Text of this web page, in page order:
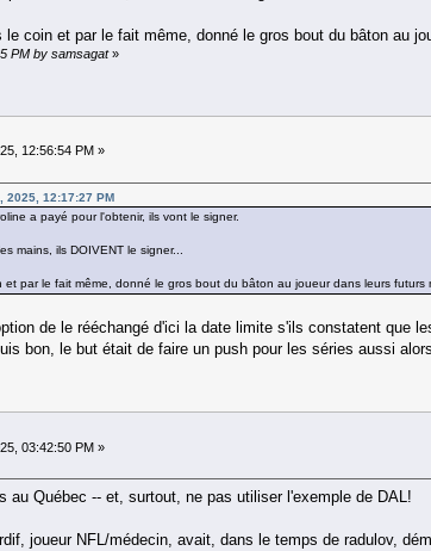
le coin et par le fait même, donné le gros bout du bâton au
PM by samsagat»
12:56:54 PM »
2025, 12:17:27 PM
a payé pour l'obtenir, ils vont le signer.
mains, ils DOIVENT le signer...
par le fait même, donné le gros bout du bâton au joueur dans leurs futurs
de le rééchangé d'ici la date limite s'ils constatent que
bon, le but était de faire un push pour les séries aussi
03:42:50 PM »
au Québec -- et, surtout, ne pas utiliser l'exemple de DAL!
joueur NFL/médecin, avait, dans le temps de radulov,